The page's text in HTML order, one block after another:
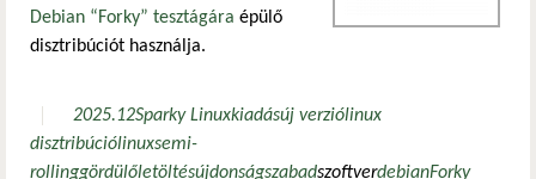
Debian “Forky” tesztágára épülő
disztribúciót használja.
2025.12Sparky Linuxkiadásúj verziólinux
disztribúciólinuxsemi-
rollinggördülőletöltésújdonságszabadszoftverdebianForky